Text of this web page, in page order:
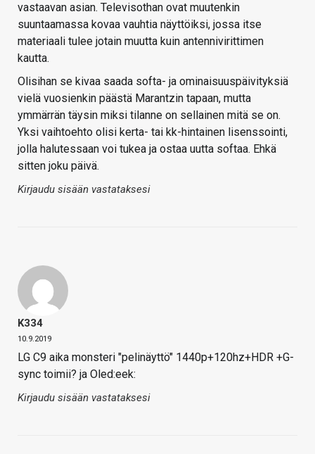
vastaavan asian. Televisothan ovat muutenkin
suuntaamassa kovaa vauhtia näyttöiksi, jossa itse
materiaali tulee jotain muutta kuin antennivirittimen
kautta.
Olisihan se kivaa saada softa- ja ominaisuuspäivityksiä
vielä vuosienkin päästä Marantzin tapaan, mutta
ymmärrän täysin miksi tilanne on sellainen mitä se on.
Yksi vaihtoehto olisi kerta- tai kk-hintainen lisenssointi,
jolla halutessaan voi tukea ja ostaa uutta softaa. Ehkä
sitten joku päivä.
Kirjaudu sisään vastataksesi
K334
10.9.2019
LG C9 aika monsteri "pelinäyttö" 1440p+120hz+HDR +G-
sync toimii? ja Oled:eek:
Kirjaudu sisään vastataksesi